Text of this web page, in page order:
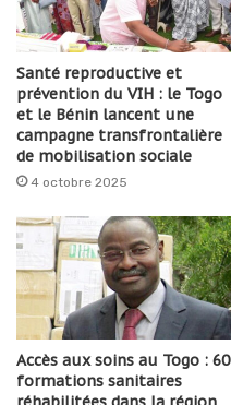
Santé reproductive et
prévention du VIH : le Togo
et le Bénin lancent une
campagne transfrontalière
de mobilisation sociale
4 octobre 2025
Accès aux soins au Togo : 60
formations sanitaires